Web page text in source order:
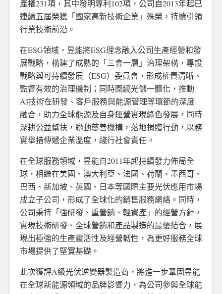
產權231項，其中發明專利102項，公司自2013年起已
連續五屆榮獲「國家高新技術企業」殊榮，持續引領
行業技術前沿。
在ESG領域，昱能將ESG理念融入公司生產經營和發
展戰略，構建了成熟的「三會一層」治理架構，專設
戰略與可持續發展（ESG）委員會，形成權責清晰、
監督有效的治理機制；同時圍繞光儲一體化，推動
AI技術在研發、客戶服務與能源管理等環節的深度
融合，助力全球能源及自身運營實現綠色發展，同時
深耕公益幫扶，聯動慈善機構，落地捐贈行動，以務
實舉措傳遞企業溫度，踐行社會責任。
在全球服務領域，昱能自2011年起持續發力佈局全
球，相繼在美國、澳大利亞、法國、荷蘭、墨西哥、
巴西、新加坡、英國、日本等國際主要光伏應用市場
成立子公司，形成了全球化的銷售服務網絡。同時，
公司秉持「強研發、重營銷、輕資產」的經營方針，
實現技術研發、全球營銷和產品製造的最優結合，展
現出極強的生產靈活性及經營韌性，為更好服務全球
市場提供了堅實基礎。
此次獲評A級光伏逆變器製造商，將進一步鞏固昱能
在全球新能源領域的品牌影響力，為公司參與全球能